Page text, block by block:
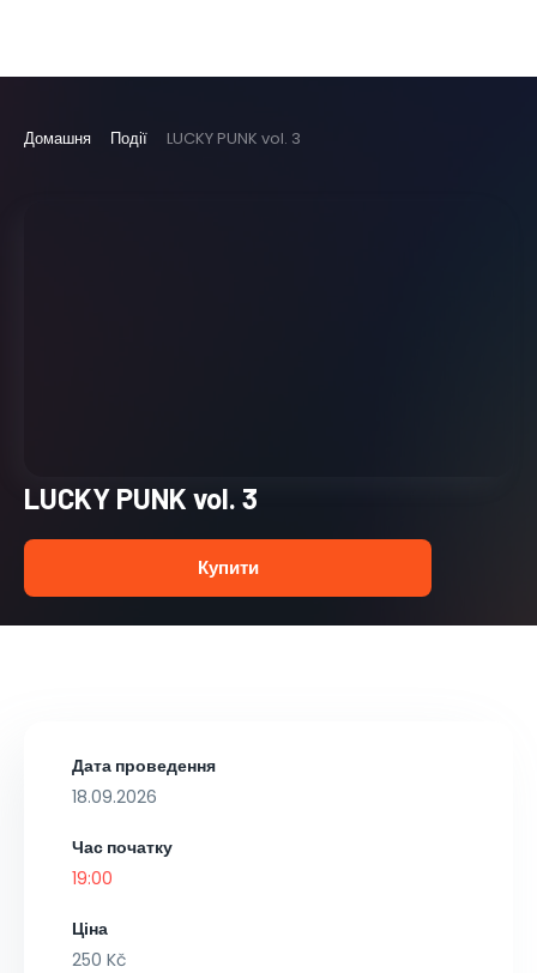
Домашня Події LUCKY PUNK vol. 3
LUCKY PUNK vol. 3
Купити
Дата проведення
18.09.2026
Час початку
19:00
Ціна
250 Kč